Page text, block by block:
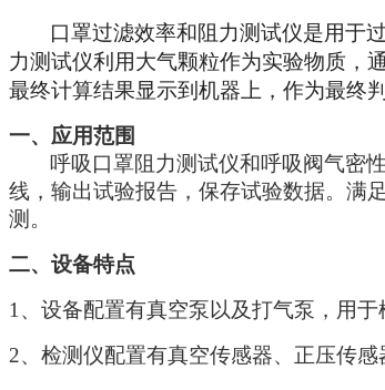
口罩过滤效率和阻力测试仪是用于
力测试仪利用大气颗粒作为实验物质，
最终计算结果显示到机器上，作为最终判
一、应用范围
呼吸口罩阻力测试仪和呼吸阀气密
线，输出试验报告，保存试验数据。满
测。
二、设备特点
1、设备配置有真空泵以及打气泵，用于
2、检测仪配置有真空传感器、正压传